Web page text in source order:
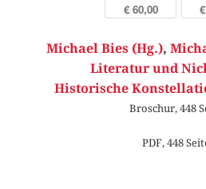
€ 60,00
Michael Bies (Hg.),
Literatur und
Historische
Broschur, 448
PDF, 448